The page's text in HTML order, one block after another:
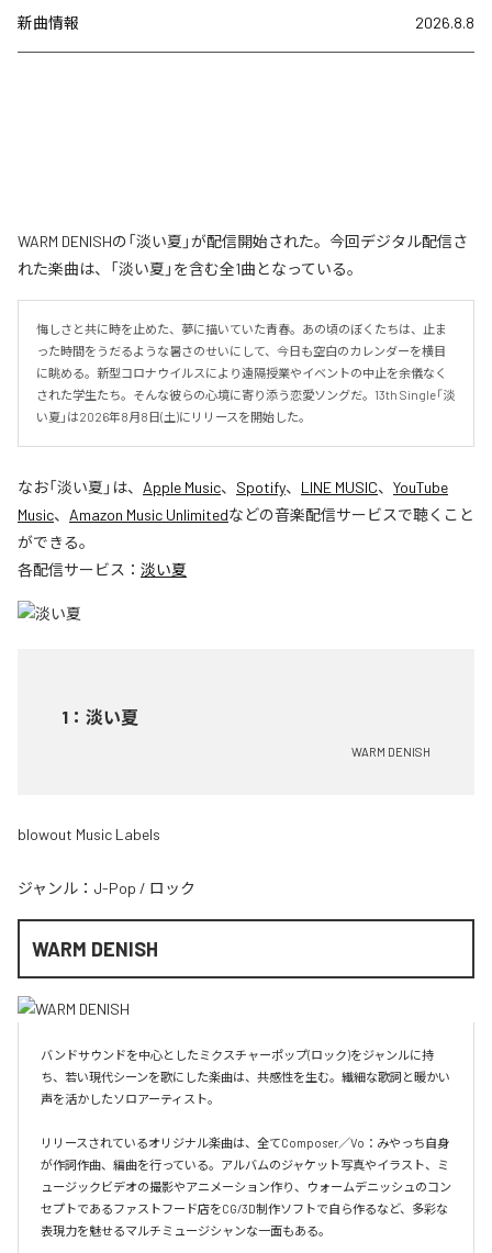
新曲情報 2026.8.8
WARM DENISHの「淡い夏」が配信開始された。今回デジタル配信さ
れた楽曲は、「淡い夏」を含む全1曲となっている。
悔しさと共に時を止めた、夢に描いていた青春。あの頃のぼくたちは、止ま
った時間をうだるような暑さのせいにして、今日も空白のカレンダーを横目
に眺める。新型コロナウイルスにより遠隔授業やイベントの中止を余儀なく
された学生たち。そんな彼らの心境に寄り添う恋愛ソングだ。13th Single「淡
い夏」は2026年8月8日(土)にリリースを開始した。
なお「淡い夏 」は、 Apple Music、 Spotify、 LINE MUSIC、 YouTube
Music、 Amazon Music Unlimitedなどの音楽配信サービスで聴くこと
ができる。
各配信サービス： 淡い夏
1 ： 淡い夏
WARM DENISH
blowout Music Labels
ジャンル： J-Pop / ロック
WARM DENISH
バンドサウンドを中心としたミクスチャーポップ(ロック)をジャンルに持
ち、若い現代シーンを歌にした楽曲は、共感性を生む。繊細な歌詞と暖かい
声を活かしたソロアーティスト。
リリースされているオリジナル楽曲は、全てComposer／Vo：みやっち自身
が作詞作曲、編曲を行っている。アルバムのジャケット写真やイラスト、ミ
ュージックビデオの撮影やアニメーション作り、ウォームデニッシュのコン
セプトであるファストフード店をCG/3D制作ソフトで自ら作るなど、多彩な
表現力を魅せるマルチミュージシャンな一面もある。